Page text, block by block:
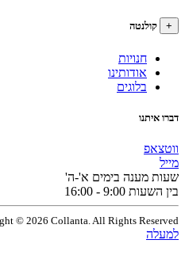
חנויות
אודותינו
בלוגים
מענה בימים א'-ה'
- 16:00
Copyright © 2026 Collanta. All Rights